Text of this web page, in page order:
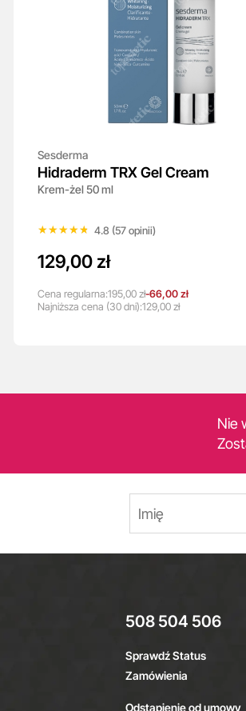
Sesderma
Hidraderm TRX Gel Cream
Krem-żel 50 ml
★★★★★
★★★★★ 4.8 (57 opinii)
129,00 zł
Cena regularna:195,00 zł-66,00 zł
Najniższa cena (30 dni):129,00 zł
Nie
508 504 506
Sprawdź Status
Zamówienia
Odstąpienie od umowy